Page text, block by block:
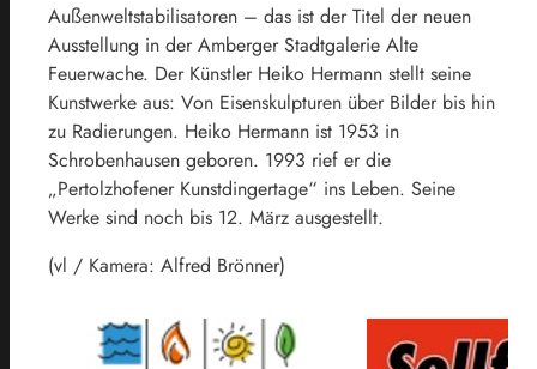
Außenweltstabilisatoren – das ist der Titel der neuen
Ausstellung in der Amberger Stadtgalerie Alte
Feuerwache. Der Künstler Heiko Hermann stellt seine
Kunstwerke aus: Von Eisenskulpturen über Bilder bis hin
zu Radierungen. Heiko Hermann ist 1953 in
Schrobenhausen geboren. 1993 rief er die
„Pertolzhofener Kunstdingertage“ ins Leben. Seine
Werke sind noch bis 12. März ausgestellt.
(vl / Kamera: Alfred Brönner)